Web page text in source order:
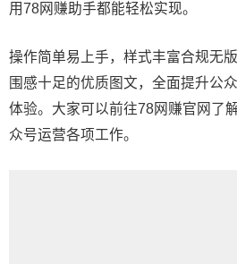
用78网赚助手都能轻松实现。
操作简单易上手，样式丰富合规无
围感十足的优质图文，全面提升公
体验。大家可以前往78网赚官网了
众号运营各项工作。